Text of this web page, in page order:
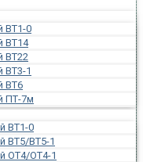
ВТ1-0
ВТ14
ВТ22
ВТ3-1
ВТ6
ПТ-7м
ВТ1-0
ВТ5/ВТ5-1
ОТ4/ОТ4-1